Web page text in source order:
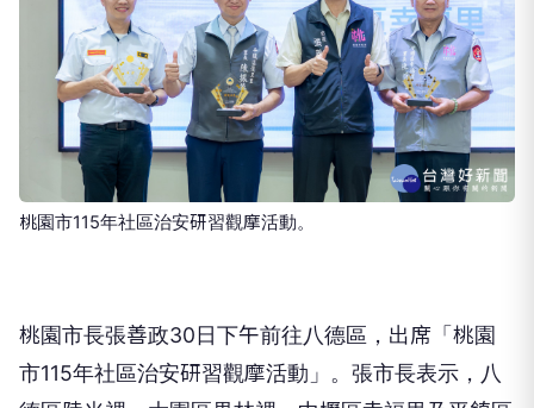
桃園市115年社區治安研習觀摩活動。
桃園市長張善政30日下午前往八德區，出席「桃園
市115年社區治安研習觀摩活動」。張市長表示，八